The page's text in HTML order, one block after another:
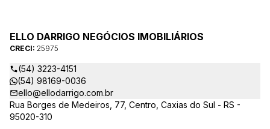
credenciados ao CRECI-25975 estarão sempre prontos para
responder-lhe todas as suas dúvidas sobre casas,
apartamentos, terrenos, salas comerciais e outros produtos
imobiliários.
ELLO DARRIGO NEGÓCIOS IMOBILIÁRIOS
CRECI: 25975
(54) 3223-4151
(54) 98169-0036
ello@ellodarrigo.com.br
Rua Borges de Medeiros, 77, Centro, Caxias do Sul - RS -
95020-310